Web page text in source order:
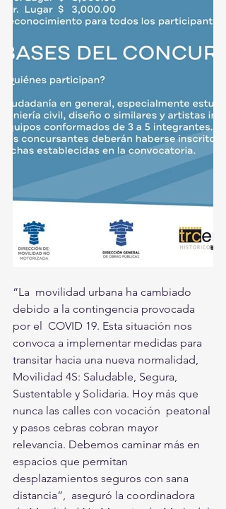
“La  movilidad urbana ha cambiado
debido a la contingencia provocada
por el  COVID 19. Esta situación nos
convoca a implementar medidas para
transitar hacia una nueva normalidad,
Movilidad 4S: Saludable, Segura,
Sustentable y Solidaria. Hoy más que
nunca las calles con vocación  peatonal
y pasos cebras cobran mayor
relevancia. Debemos caminar más en
espacios que permitan
desplazamientos seguros con sana
distancia”,  aseguró la coordinadora